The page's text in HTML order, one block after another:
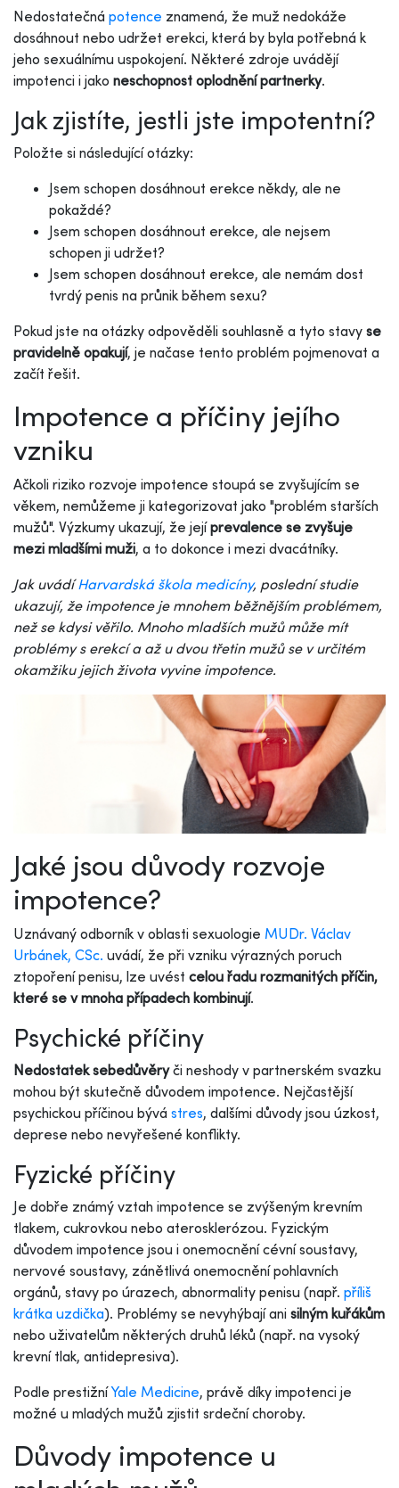
Nedostatečná potence znamená, že muž nedokáže
dosáhnout nebo udržet erekci, která by byla potřebná k
jeho sexuálnímu uspokojení. Některé zdroje uvádějí
impotenci i jako neschopnost oplodnění partnerky.
Jak zjistíte, jestli jste impotentní?
Položte si následující otázky:
Jsem schopen dosáhnout erekce někdy, ale ne
pokaždé?
Jsem schopen dosáhnout erekce, ale nejsem
schopen ji udržet?
Jsem schopen dosáhnout erekce, ale nemám dost
tvrdý penis na průnik během sexu?
Pokud jste na otázky odpověděli souhlasně a tyto stavy se
pravidelně opakují, je načase tento problém pojmenovat a
začít řešit.
Impotence a příčiny jejího
vzniku
Ačkoli riziko rozvoje impotence stoupá se zvyšujícím se
věkem, nemůžeme ji kategorizovat jako "problém starších
mužů". Výzkumy ukazují, že jejíprevalence se zvyšuje
mezi mladšími muži, a to dokonce i mezi dvacátníky.
Jak uvádíHarvardská škola medicíny, poslední studie
ukazují, že impotence je mnohem běžnějším problémem,
než se kdysi věřilo. Mnoho mladších mužů může mít
problémy s erekcí a až u dvou třetin mužů se v určitém
okamžiku jejich života vyvine impotence.
Jaké jsou důvody rozvoje
impotence?
Uznávaný odborník v oblasti sexuologie MUDr. Václav
Urbánek, CSc. uvádí, že při vzniku výrazných poruch
ztopoření penisu, lze uvést celou řadu rozmanitých příčin,
které se v mnoha případech kombinují.
Psychické příčiny
Nedostatek sebedůvěryči neshody v partnerském svazku
mohou být skutečně důvodem impotence. Nejčastější
psychickou příčinou bývá stres, dalšími důvody jsou úzkost,
deprese nebo nevyřešené konflikty.
Fyzické příčiny
Je dobře známý vztah impotence se zvýšeným krevním
tlakem, cukrovkou nebo aterosklerózou. Fyzickým
důvodem impotence jsou i onemocnění cévní soustavy,
nervové soustavy, zánětlivá onemocnění pohlavních
orgánů, stavy po úrazech, abnormality penisu (např. příliš
krátka uzdička). Problémy se nevyhýbají ani silným kuřákům
nebo uživatelům některých druhů léků (např. na vysoký
krevní tlak, antidepresiva).
Podle prestižníYale Medicine, právě díky impotenci je
možné u mladých mužů zjistit srdeční choroby.
Důvody impotence u